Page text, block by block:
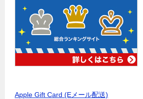
Apple Gift Card (Eメール配送)